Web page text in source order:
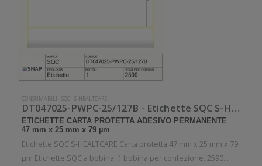
CONSUMABILI -SQC -S-HEALTCARE
DT047025-PWPC-25/127B - Etichette SQC S-HEALTCARE Carta protetta
ETICHETTE CARTA PROTETTA ADESIVO PERMANENTE
47 mm x 25 mm x 79 µm
Etichette SQC S-HEALTCARE Carta protetta 47 mm x 25 mm x 79
µm Etichette SQC a bobina. 1 bobina per confezione. 2590